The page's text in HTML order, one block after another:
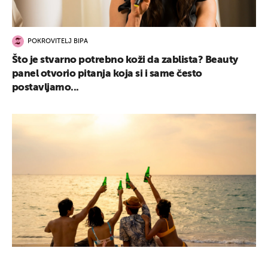
POKROVITELJ BIPA
Što je stvarno potrebno koži da zablista? Beauty
panel otvorio pitanja koja si i same često
postavljamo...